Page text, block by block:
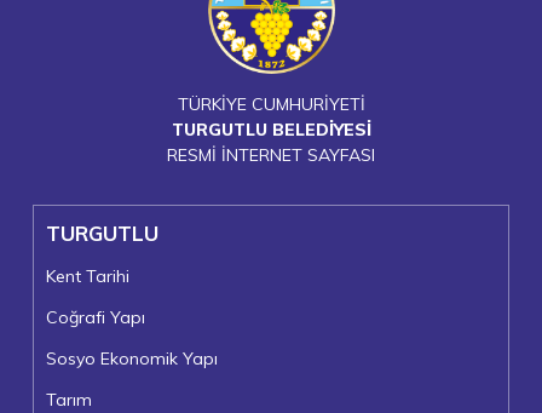
TÜRKİYE CUMHURİYETİ
TURGUTLU BELEDİYESİ
RESMİ İNTERNET SAYFASI
TURGUTLU
Kent Tarihi
Coğrafi Yapı
Sosyo Ekonomik Yapı
Tarım